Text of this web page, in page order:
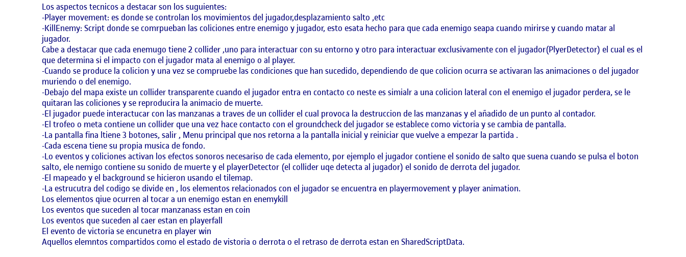
Los aspectos tecnicos a destacar son los suguientes:
-Player movement: es donde se controlan los movimientos del jugador,desplazamiento salto ,etc
-KillEnemy: Script donde se comrpueban las coliciones entre enemigo y jugador, esto esata hecho para que cada enemigo seapa cuando mirirse y cuando matar al
jugador.
Cabe a destacar que cada enemugo tiene 2 collider ,uno para interactuar con su entorno y otro para interactuar exclusivamente con el jugador(PlyerDetector) el cual es el
que determina si el impacto con el jugador mata al enemigo o al player.
-Cuando se produce la colicion y una vez se compruebe las condiciones que han sucedido, dependiendo de que colicion ocurra se activaran las animaciones o del jugador
muriendo o del enemigo.
-Debajo del mapa existe un collider transparente cuando el jugador entra en contacto co neste es simialr a una colicion lateral con el enemigo el jugador perdera, se le
quitaran las coliciones y se reproducira la animacio de muerte.
-El jugador puede interactucar con las manzanas a traves de un collider el cual provoca la destruccion de las manzanas y el añadido de un punto al contador.
-El trofeo o meta contiene un collider que una vez hace contacto con el groundcheck del jugador se establece como victoria y se cambia de pantalla.
-La pantalla fina ltiene 3 botones, salir , Menu principal que nos retorna a la pantalla inicial y reiniciar que vuelve a empezar la partida .
-Cada escena tiene su propia musica de fondo.
-Lo eventos y coliciones activan los efectos sonoros necesariso de cada elemento, por ejemplo el jugador contiene el sonido de salto que suena cuando se pulsa el boton
salto, ele nemigo contiene su sonido de muerte y el playerDetector (el collider uqe detecta al jugador) el sonido de derrota del jugador.
-El mapeado y el background se hicieron usando el tilemap.
-La estrucutra del codigo se divide en , los elementos relacionados con el jugador se encuentra en playermovement y player animation.
Los elementos qiue ocurren al tocar a un enemigo estan en enemykill
Los eventos que suceden al tocar manzanass estan en coin
Los eventos que suceden al caer estan en playerfall
El evento de victoria se encunetra en player win
Aquellos elemntos compartidos como el estado de vistoria o derrota o el retraso de derrota estan en SharedScriptData.